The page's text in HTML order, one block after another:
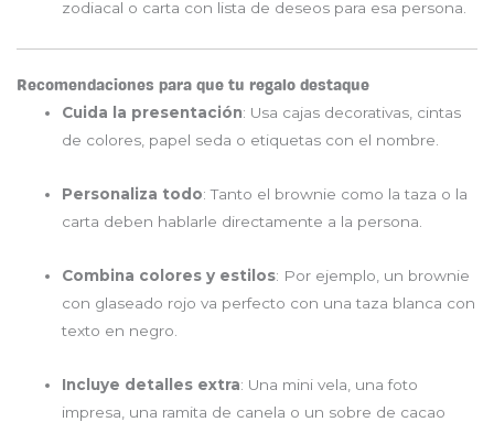
zodiacal o carta con lista de deseos para esa persona.
Recomendaciones para que tu regalo destaque
Cuida la presentación: Usa cajas decorativas, cintas
de colores, papel seda o etiquetas con el nombre.
Personaliza todo: Tanto el brownie como la taza o la
carta deben hablarle directamente a la persona.
Combina colores y estilos: Por ejemplo, un brownie
con glaseado rojo va perfecto con una taza blanca con
texto en negro.
Incluye detalles extra: Una mini vela, una foto
impresa, una ramita de canela o un sobre de cacao